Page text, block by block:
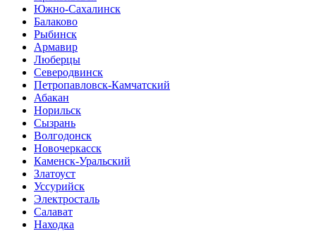
Южно-Сахалинск
Балаково
Рыбинск
Армавир
Люберцы
Северодвинск
Петропавловск-Камчатский
Абакан
Норильск
Сызрань
Волгодонск
Новочеркасск
Каменск-Уральский
Златоуст
Уссурийск
Электросталь
Салават
Находка